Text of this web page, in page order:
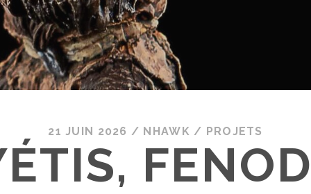
21 JUIN 2026 / NHAWK / PROJETS